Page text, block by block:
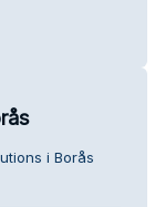
i Borås